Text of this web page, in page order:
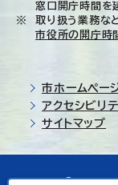
窓口開庁時間を
取り扱う業務な
市役所の開庁時
市ホームペー
アクセシビリテ
サイトマップ